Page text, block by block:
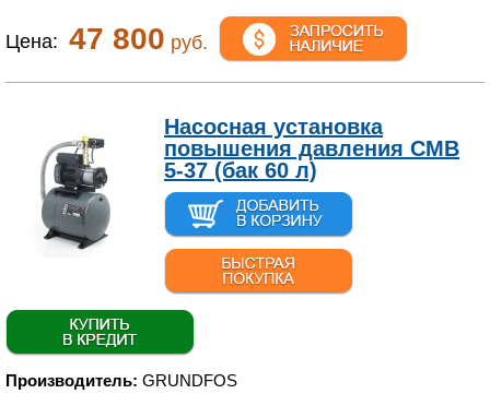
Цена: 47 800 руб.
Насосная установка
повышения давления CMB
5-37 (бак 60 л)
Производитель: GRUNDFOS